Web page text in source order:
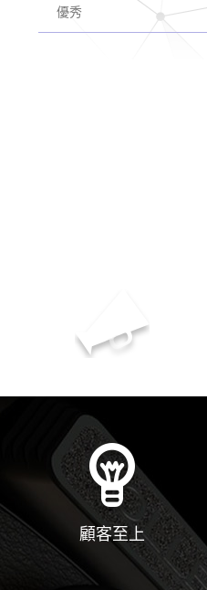
優秀
顧客至上